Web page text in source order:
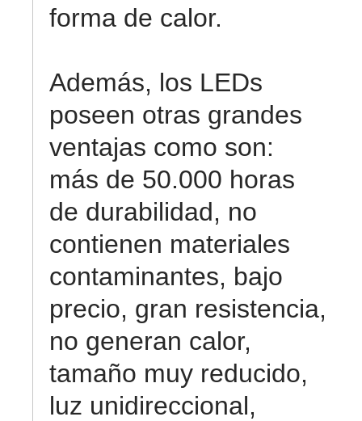
forma de calor.
Además, los LEDs
poseen otras grandes
ventajas como son:
más de 50.000 horas
de durabilidad, no
contienen materiales
contaminantes, bajo
precio, gran resistencia,
no generan calor,
tamaño muy reducido,
luz unidireccional,